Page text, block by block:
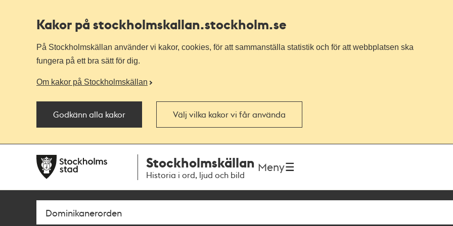
Kakor på stockholmskallan.stockholm.se
På Stockholmskällan använder vi kakor, cookies, för att sammanställa statistik och för att webbplatsen ska
fungera på ett bra sätt för dig.
Om kakor på Stockholmskällan
Godkänn alla kakor Välj vilka kakor vi får använda
navigationen
huvudinnehållet
Stockholmskällan
Historia i ord, ljud och bild
Meny
Sök